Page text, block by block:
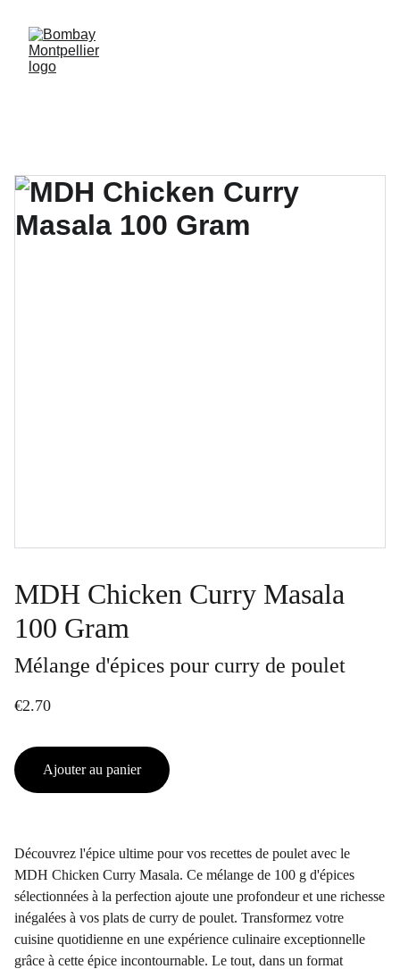
MDH Chicken Curry Masala
100 Gram
Mélange d'épices pour curry de poulet
€2.70
Ajouter au panier
Découvrez l'épice ultime pour vos recettes de poulet avec le
MDH Chicken Curry Masala. Ce mélange de 100 g d'épices
sélectionnées à la perfection ajoute une profondeur et une richesse
inégalées à vos plats de curry de poulet. Transformez votre
cuisine quotidienne en une expérience culinaire exceptionnelle
grâce à cette épice incontournable. Le tout, dans un format